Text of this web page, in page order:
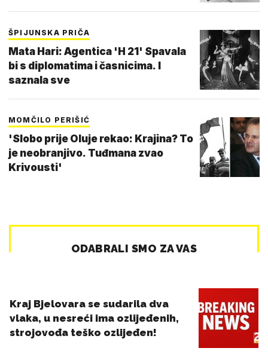
ŠPIJUNSKA PRIČA
Mata Hari: Agentica 'H 21' Spavala
bi s diplomatima i časnicima. I
saznala sve
MOMČILO PERIŠIĆ
'Slobo prije Oluje rekao: Krajina? To
je neobranjivo. Tuđmana zvao
Krivousti'